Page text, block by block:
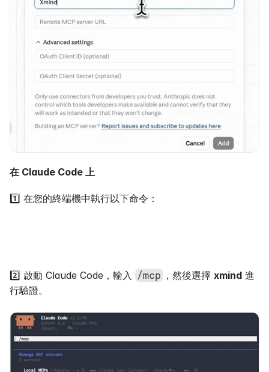
在 Claude Code 上
1️⃣ 在您的終端機中執行以下命令：
2️⃣ 啟動 Claude Code，輸入 /mcp ，然後選擇 xmind 進
行驗證。